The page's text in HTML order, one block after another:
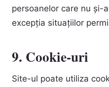
persoanelor care nu și-
excepția situațiilor
9. Cookie-uri
Site-ul poate utiliza